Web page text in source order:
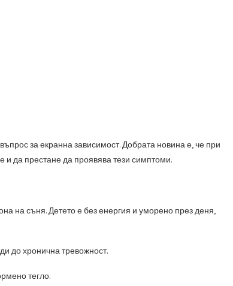
за екранна зависимост. Добрата новина е, че при
да престане да проявява тези симптоми.
на съня. Детето е без енергия и уморено през деня,
до хронична тревожност.
тегло.